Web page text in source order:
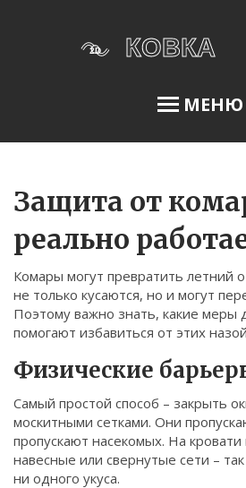
МЕНЮ
Меню
О нас
Условия использования
ФЗ-152
Связаться
© 2026. Все права защищены.
Защита от
реально
Комары могут превратить летний
не только кусаются, но и могут
Поэтому важно знать, какие меры
помогают избавиться от этих
Физические
Самый простой способ – закрыть
москитными сетками. Они
пропускают насекомых. На кровати
навесные или свернутые сети –
ни одного укуса.